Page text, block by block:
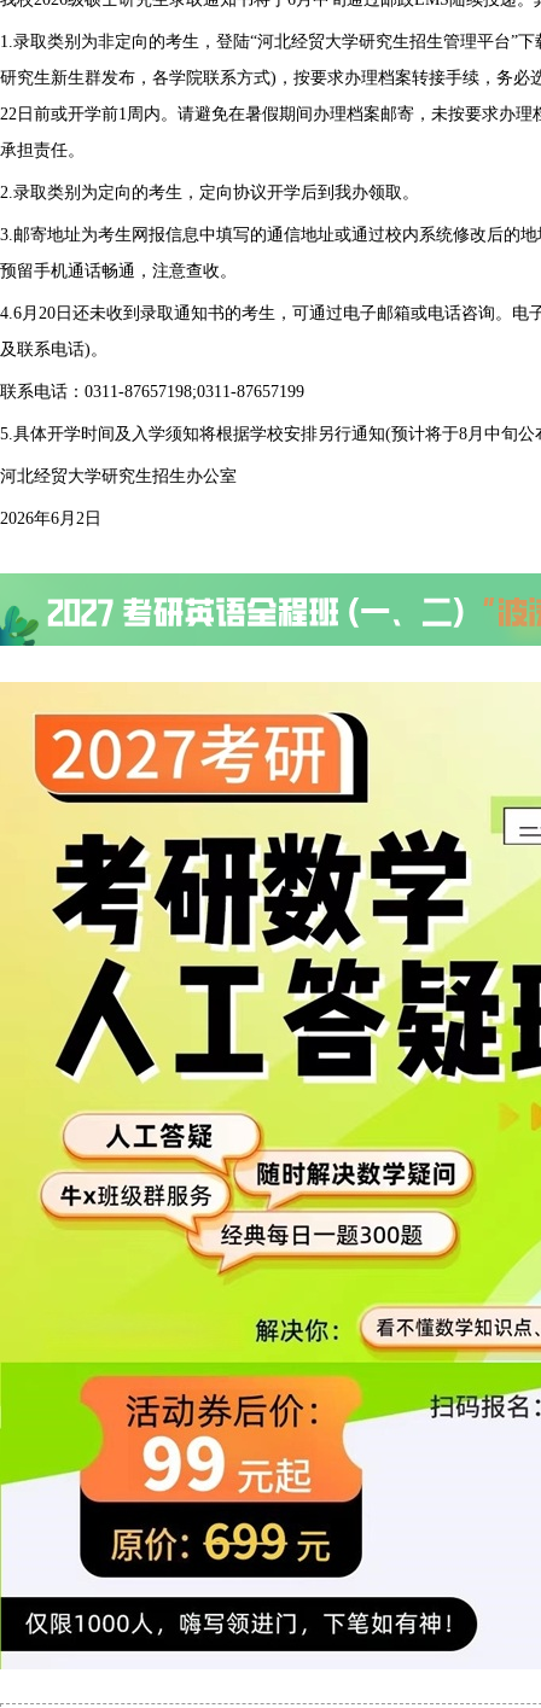
1.录取类别为非定向的考生，登陆“河北经贸大学研究生招生管理平台”
研究生新生群发布，各学院联系方式)，按要求办理档案转接手续，务必
22日前或开学前1周内。请避免在暑假期间办理档案邮寄，未按要求办
承担责任。
2.录取类别为定向的考生，定向协议开学后到我办领取。
3.邮寄地址为考生网报信息中填写的通信地址或通过校内系统修改后的
预留手机通话畅通，注意查收。
4.6月20日还未收到录取通知书的考生，可通过电子邮箱或电话咨询。电
及联系电话)。
联系电话：0311-87657198;0311-87657199
5.具体开学时间及入学须知将根据学校安排另行通知(预计将于8月中旬
河北经贸大学研究生招生办公室
2026年6月2日